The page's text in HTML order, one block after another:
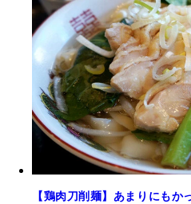
【鶏肉刀削麺】あまりにも